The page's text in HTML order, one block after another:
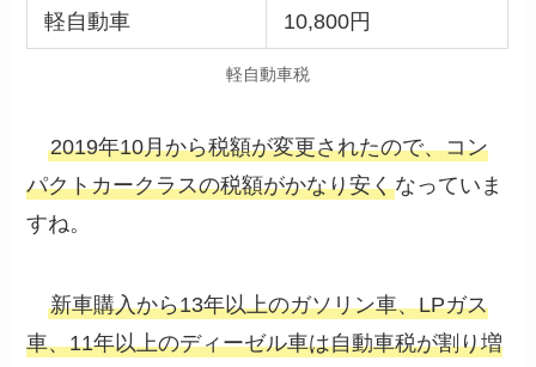
軽自動車 10,800円
軽自動車税
2019年10月から税額が変更されたので、コン
パクトカークラスの税額がかなり安くなっていま
すね。
新車購入から13年以上のガソリン車、LPガス
車、11年以上のディーゼル車は自動車税が割り増